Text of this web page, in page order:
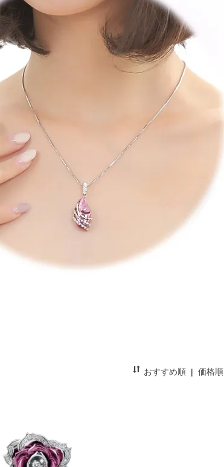
おすすめ順 | 価格順